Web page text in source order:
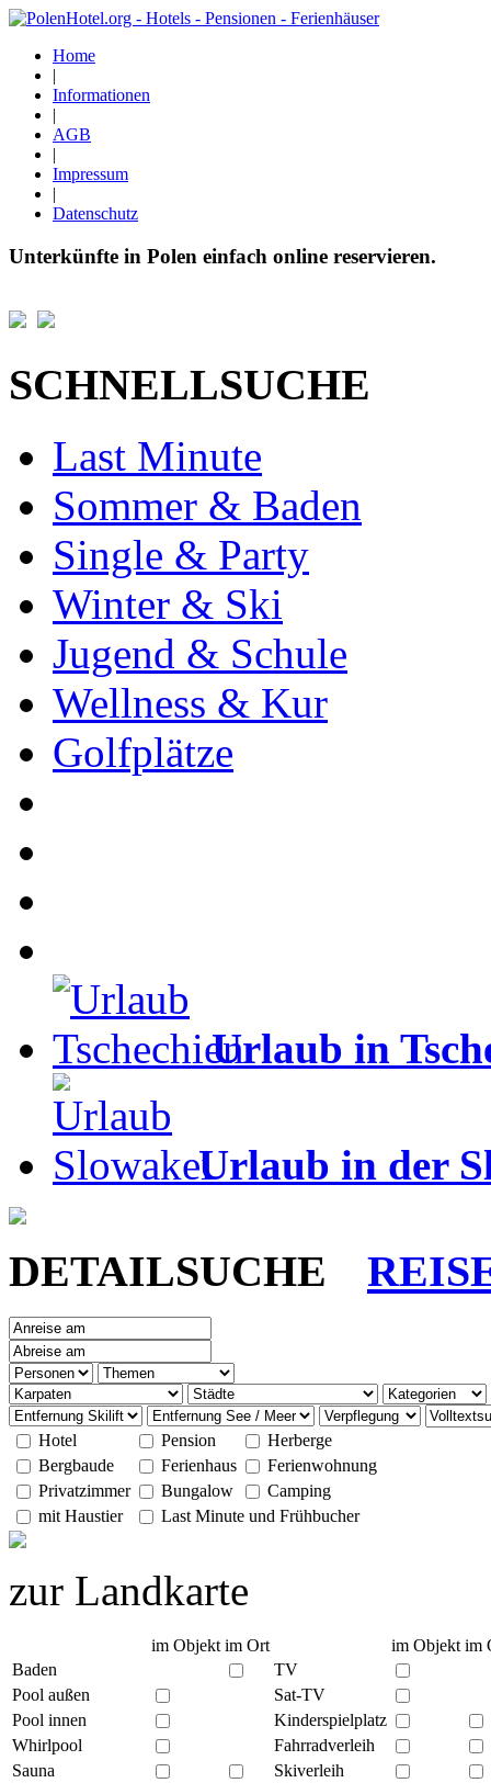
Home
|
Informationen
|
AGB
|
Impressum
|
Datenschutz
Unterkünfte in Polen einfach online reservieren.
SCHNELLSUCHE
Last Minute
Sommer & Baden
Single & Party
Winter & Ski
Jugend & Schule
Wellness & Kur
Golfplätze
Urlaub in
Urlaub in der
DETAILSUCHE
Hotel Pension
Herberge
Bergbaude
Ferienhaus
Ferienwohnung
Privatzimmer
Bungalow
Camping
mit Haustier
Last Minute und Frühbucher
zur Landkarte
im Objekt im Ort im Objekt im
Baden
TV
Pool außen
Sat-TV
Pool innen
Kinderspielplatz
Whirlpool
Fahrradverleih
Sauna
Skiverleih